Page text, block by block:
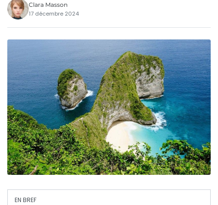
Clara Masson
17 décembre 2024
EN BREF